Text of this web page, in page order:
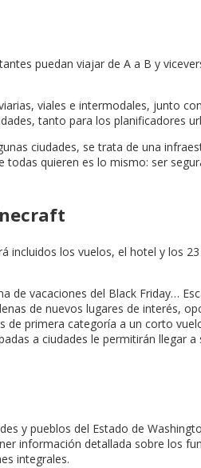
puedan viajar de A a B y
viales e intermodales, junto
tanto para los planificadores
ciudades, se trata de una
quieren es lo mismo: ser
incluidos los vuelos, el hotel y los
de vacaciones del Black Friday…
de nuevos lugares de interés,
primera categoría a un corto
a ciudades le permitirán
y pueblos del Estado de
información detallada sobre los
integrales.